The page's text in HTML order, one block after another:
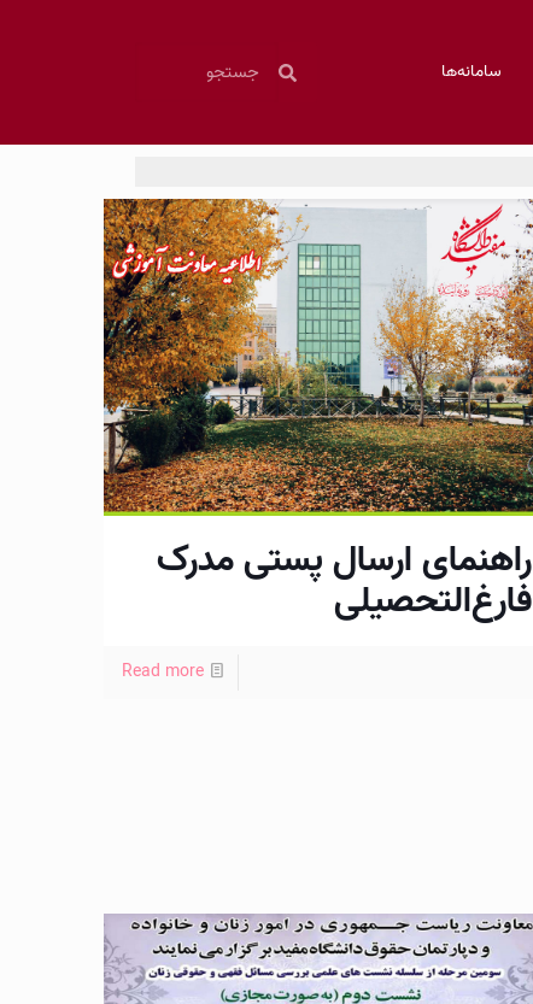
سامانه‌ها
راهنمای ارسال پستی مدرک
فارغ‌التحصیلی
Read more